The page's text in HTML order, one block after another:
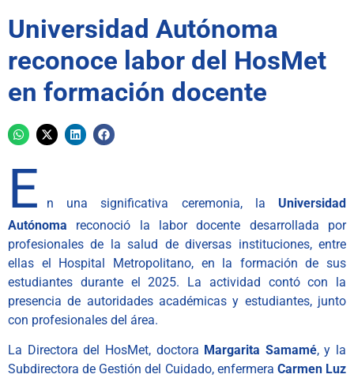
Universidad Autónoma
reconoce labor del HosMet
en formación docente
E n una significativa ceremonia, la Universidad
Autónoma reconoció la labor docente desarrollada por
profesionales de la salud de diversas instituciones, entre
ellas el Hospital Metropolitano, en la formación de sus
estudiantes durante el 2025. La actividad contó con la
presencia de autoridades académicas y estudiantes, junto
con profesionales del área.
La Directora del HosMet, doctora Margarita Samamé, y la
Subdirectora de Gestión del Cuidado, enfermera Carmen Luz